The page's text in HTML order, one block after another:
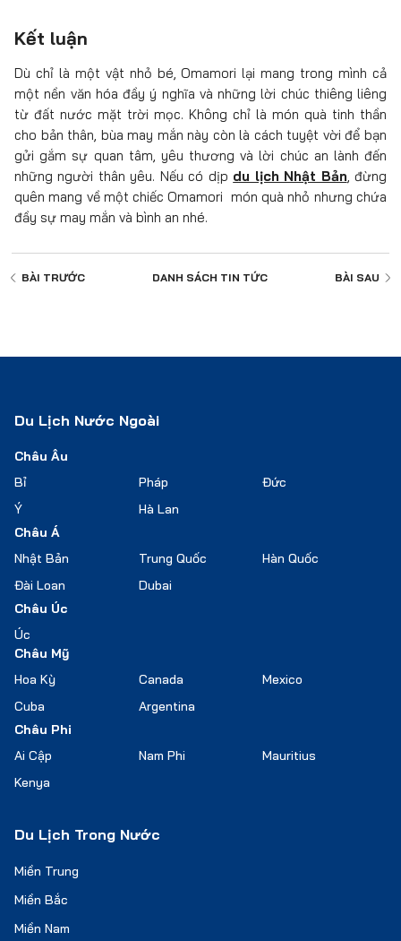
Kết luận
Dù chỉ là một vật nhỏ bé, Omamori lại mang trong mình cả
một nền văn hóa đầy ý nghĩa và những lời chúc thiêng liêng
từ đất nước mặt trời mọc. Không chỉ là món quà tinh thần
cho bản thân, bùa may mắn này còn là cách tuyệt vời để bạn
gửi gắm sự quan tâm, yêu thương và lời chúc an lành đến
những người thân yêu. Nếu có dịp du lịch Nhật Bản, đừng
quên mang về một chiếc Omamori món quà nhỏ nhưng chứa
đầy sự may mắn và bình an nhé.
BÀI TRƯỚC DANH SÁCH TIN TỨC BÀI SAU
Du Lịch Nước Ngoài
Châu Âu
Bỉ
Pháp
Đức
Ý
Hà Lan
Châu Á
Nhật Bản
Trung Quốc
Hàn Quốc
Đài Loan
Dubai
Châu Úc
Úc
Châu Mỹ
Hoa Kỳ
Canada
Mexico
Cuba
Argentina
Châu Phi
Ai Cập
Nam Phi
Mauritius
Kenya
Du Lịch Trong Nước
Miền Trung
Miền Bắc
Miền Nam